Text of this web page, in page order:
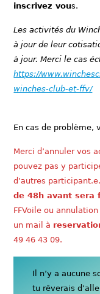
inscrivez vous.
Les activités du
à jour de leur
à jour. Merci le cas
https://
winches-club-et-ffv/
En cas de problème,
Merci d’annuler vos
pouvez pas y
d’autres
de 48h avant sera
FFVoile ou
un mail à
49 46 43 09.
Il n’y a aucune
tu rêverais